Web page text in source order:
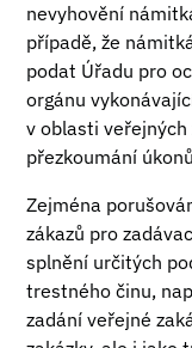
nevyhovění
případě, že
podat Úřadu pro
orgánu
v oblasti veřejných
přezkoumání
Zejména
zákazů pro
splnění určitých
trestného činu,
zadání veřejné